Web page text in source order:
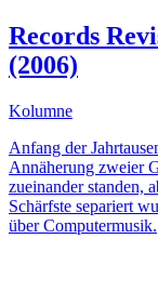
Records
(2006)
Kolumne
Anfang der
Annäherung zweier
zueinander standen,
Schärfste separiert
über Computermusik.